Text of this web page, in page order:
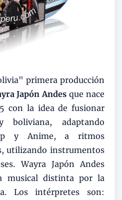
primera producción
Japón Andes que nace
con la idea de fusionar
boliviana, adaptando
y Anime, a ritmos
utilizando instrumentos
Wayra Japón Andes
musical distinta por la
Los intérpretes son: